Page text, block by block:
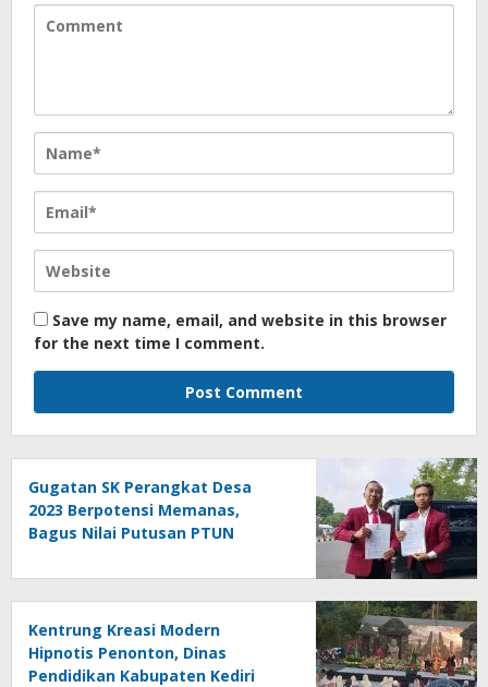
Save my name, email, and website in this browser
for the next time I comment.
Gugatan SK Perangkat Desa
2023 Berpotensi Memanas,
Bagus Nilai Putusan PTUN
Kentrung Kreasi Modern
Hipnotis Penonton, Dinas
Pendidikan Kabupaten Kediri